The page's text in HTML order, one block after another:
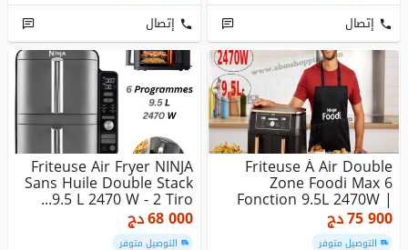
إتصال إتصال
Friteuse À Air Double
Zone Foodi Max 6
Fonction 9.5L 2470W |
Ninja
75 900دج
التوصيل متوفر
Friteuse Air Fryer NINJA
Sans Huile Double Stack
9.5 L 2470 W - 2 Tiro...
68 000دج
التوصيل متوفر